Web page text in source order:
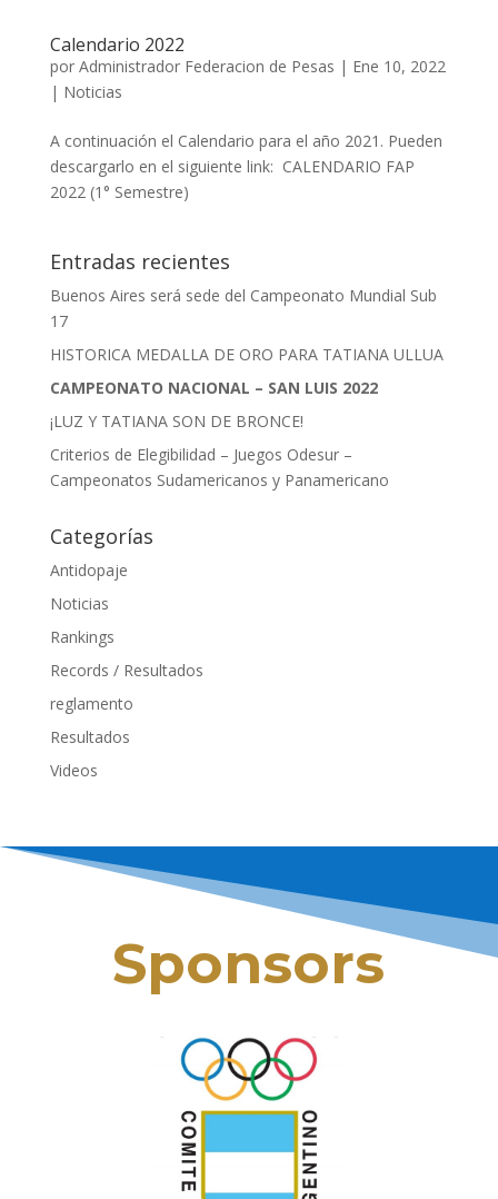
Calendario 2022
por Administrador Federacion de Pesas | Ene 10, 2022
| Noticias
A continuación el Calendario para el año 2021. Pueden
descargarlo en el siguiente link: CALENDARIO FAP
2022 (1° Semestre)
Entradas recientes
Buenos Aires será sede del Campeonato Mundial Sub
17
HISTORICA MEDALLA DE ORO PARA TATIANA ULLUA
CAMPEONATO NACIONAL – SAN LUIS 2022
¡LUZ Y TATIANA SON DE BRONCE!
Criterios de Elegibilidad – Juegos Odesur –
Campeonatos Sudamericanos y Panamericano
Categorías
Antidopaje
Noticias
Rankings
Records / Resultados
reglamento
Resultados
Videos
Sponsors